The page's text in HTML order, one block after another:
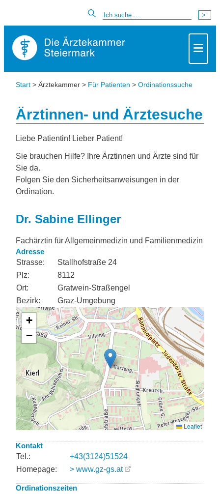
Start > Ärztekammer > Für Patienten > Ordinationssuche
Ärztinnen- und Ärztesuche
Liebe Patientin! Lieber Patient!
Sie brauchen Hilfe? Ihre Ärztinnen und Ärzte sind für
Sie da.
Folgen Sie den Sicherheitsanweisungen in der
Ordination.
Dr. Sabine Ellinger
Fachärztin für Allgemeinmedizin und Familienmedizin
Adresse
Strasse:
Stallhofstraße 24
Plz:
8112
Ort:
Gratwein-Straßengel
Bezirk:
Graz-Umgebung
Kontakt
Tel.:
+43(3124)51524
Homepage:
> www.gz-gs.at
Ordinationszeiten